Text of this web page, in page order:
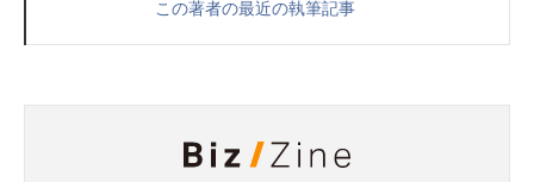
この著者の最近の執筆記事